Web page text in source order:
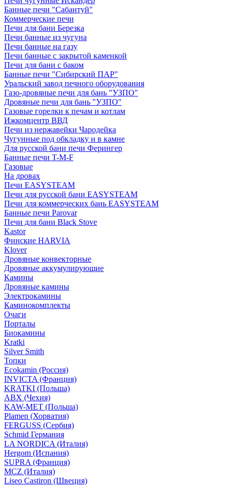
Банные печи "Сабантуй"
Коммерческие печи
Печи для бани Березка
Печи банные из чугуна
Печи банные на газу
Печи банные с закрытой каменкой
Печи для бани с баком
Банные печи "Сибирский ПАР"
Уральский завод печного оборудования
Газо-дровяные печи для бань "УЗПО"
Дровяные печи для бань "УЗПО"
Газовые горелки к печам и котлам
Ижкомцентр ВВД
Печи из нержавейки Чародейка
Чугунные под обкладку и в камне
Для русской бани печи Ферингер
Банные печи T-M-F
Газовые
На дровах
Печи EASYSTEAM
Печи для русской бани EASYSTEAM
Печи для коммерческих бань EASYSTEAM
Банные печи Parovar
Печи для бани Black Stove
Kastor
Финские HARVIA
Klover
Дровяные конвекторные
Дровяные аккумулирующие
Камины
Дровяные камины
Электрокамины
Каминокомплекты
Очаги
Порталы
Биокамины
Kratki
Silver Smith
Топки
Ecokamin (Россия)
INVICTA (Франция)
KRATKI (Польша)
ABX (Чехия)
KAW-MET (Польша)
Plamen (Хорватия)
FERGUSS (Сербия)
Schmid Германия
LA NORDICA (Италия)
Hergom (Испания)
SUPRA (Франция)
MCZ (Италия)
Liseo Castiron (Швеция)